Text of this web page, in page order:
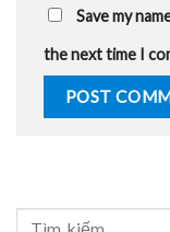
Search
Save my
the next time I